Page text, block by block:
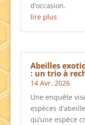
d’occasion.
lire plus
Abeilles
: un trio à
14 Avr, 2026
Une enquête
espèces
qu’une espèce